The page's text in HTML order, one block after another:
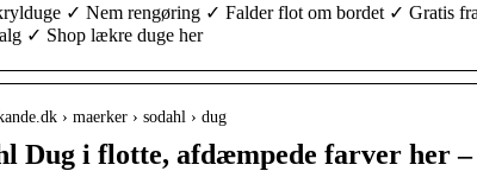
✓ Nem rengøring ✓ Falder flot om bordet ✓ Gratis
✓ Shop lækre duge her
› maerker › sodahl › dug
Dug i flotte, afdæmpede farver her